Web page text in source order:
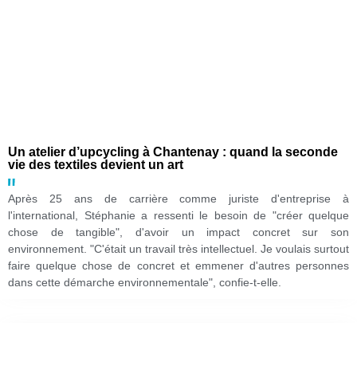
Un atelier d’upcycling à Chantenay : quand la seconde
vie des textiles devient un art
Après 25 ans de carrière comme juriste d'entreprise à
l'international, Stéphanie a ressenti le besoin de "créer quelque
chose de tangible", d'avoir un impact concret sur son
environnement. "C'était un travail très intellectuel. Je voulais surtout
faire quelque chose de concret et emmener d'autres personnes
dans cette démarche environnementale", confie-t-elle.